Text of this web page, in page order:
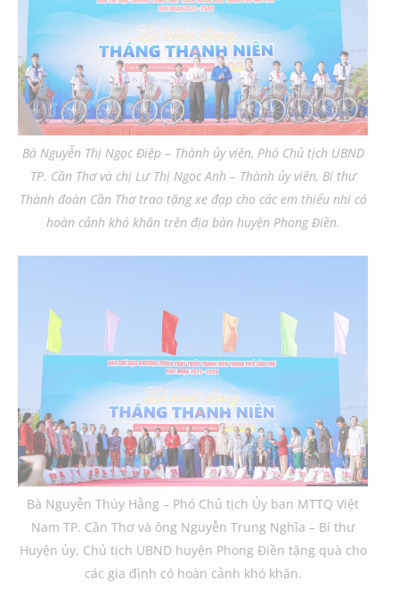
Bà Nguyễn Thị Ngọc Điệp – Thành ủy viên, Phó Chủ tịch UBND
TP. Cần Thơ và chị Lư Thị Ngọc Anh – Thành ủy viên, Bí thư
Thành đoàn Cần Thơ trao tặng xe đạp cho các em thiếu nhi có
hoàn cảnh khó khăn trên địa bàn huyện Phong Điền.
Bà Nguyễn Thúy Hằng – Phó Chủ tịch Ủy ban MTTQ Việt
Nam TP. Cần Thơ và ông Nguyễn Trung Nghĩa – Bí thư
Huyện ủy, Chủ tịch UBND huyện Phong Điền tặng quà cho
các gia đình có hoàn cảnh khó khăn.